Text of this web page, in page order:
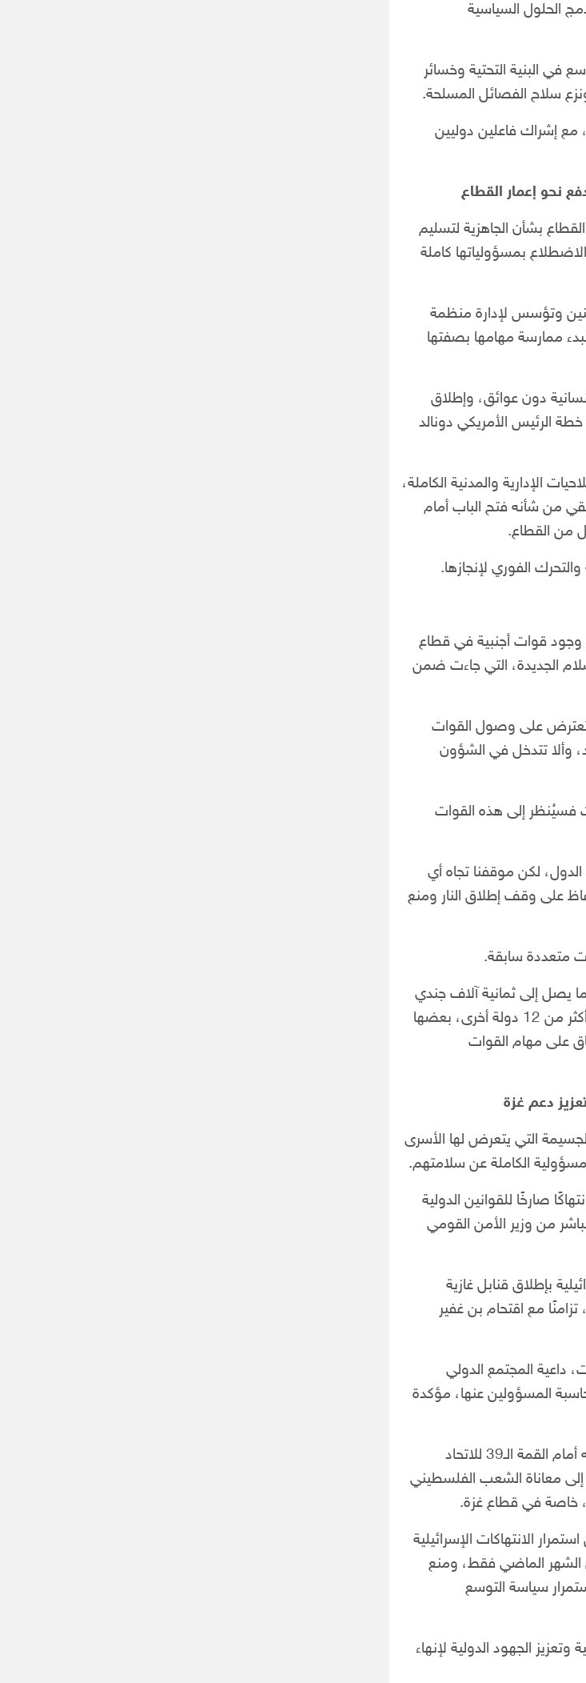
الحلول السياسية
في البنية التحتية وخسائر
سلاح الفصائل المسلحة.
مع إشراك فاعلين دوليين
نحو إعمار القطاع
بشأن الجاهزية لتسليم
بمسؤولياتها كاملة
وتؤسس لإدارة منظمة
ممارسة مهامها بصفتها
دون عوائق، وإطلاق
الرئيس الأمريكي دونالد
الإدارية والمدنية الكاملة،
من شأنه فتح الباب أمام
من القطاع.
الفوري لإنجازها.
قوات أجنبية في قطاع
الجديدة، التي جاءت ضمن
تعترض على وصول القوات
وألا تتدخل في الشؤون
فسيُنظر إلى هذه القوات
لكن موقفنا تجاه أي
على وقف إطلاق النار ومنع
متعددة سابقة.
يصل إلى ثمانية آلاف جندي
إلى القطاع ضمن مهمة حفظ السلام، فيما تجرى مناقشات حول مشاركة أكثر من 12 دولة أخرى، بعضها
على مهام القوات
دعم غزة
التي يتعرض لها الأسرى
الكاملة عن سلامتهم.
صارخًا للقوانين الدولية
من وزير الأمن القومي
بإطلاق قنابل غازية
مع اقتحام بن غفير
داعية المجتمع الدولي
المسؤولين عنها، مؤكدة
في الوقت نفسه، أكد رئيس الوزراء الفلسطيني محمد مصطفى في كلمته أمام القمة الـ39 للاتحاد
إلى معاناة الشعب الفلسطيني
خاصة في قطاع غزة.
الانتهاكات الإسرائيلية
الفلسطينيين خلال الشهر الماضي فقط، ومنع
سياسة التوسع
الجهود الدولية لإنهاء